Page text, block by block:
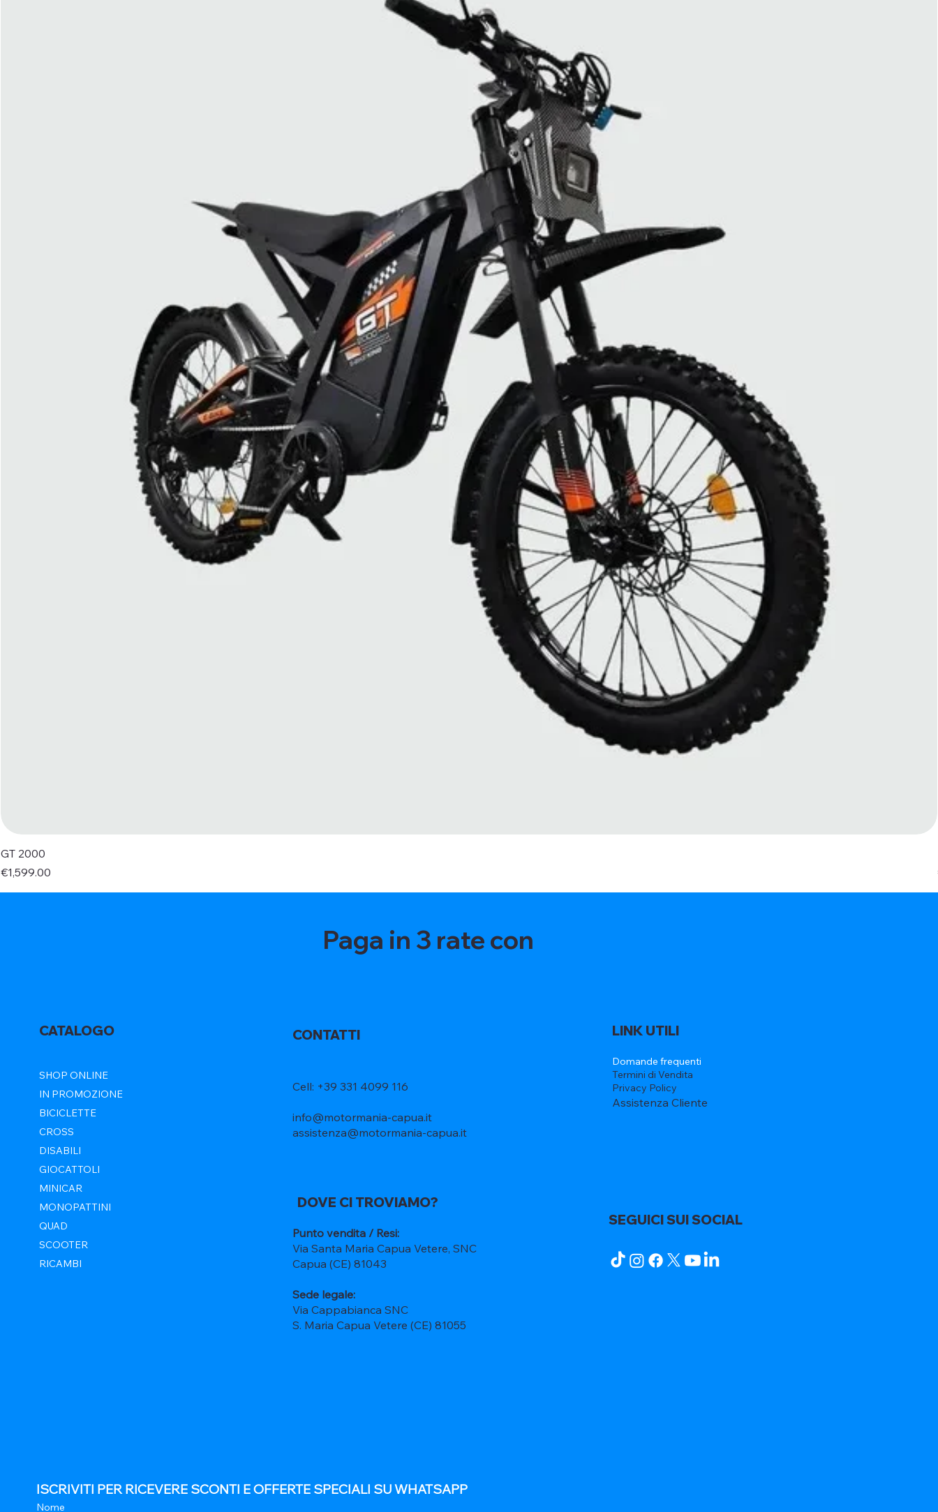
GT 2000
Price
€1,599.00
Paga in 3 rate con
CATALOGO
SHOP ONLINE
IN PROMOZIONE
BICICLETTE
CROSS
DISABILI
GIOCATTOLI
MINICAR
MONOPATTINI
QUAD
SCOOTER
RICAMBI
CONTATTI
Cell: +39 331 4099 116
info@motormania-capua.it
assistenza@motormania-capua.it
DOVE CI TROVIAMO?
Punto vendita / Resi:
Via Santa Maria Capua Vetere, SNC
Capua (CE) 81043
Sede legale:
Via Cappabianca SNC
S. Maria Capua Vetere (CE) 81055
LINK UTILI
Domande frequenti
Termini di Vendita
Privacy Policy
Assistenza Cliente
SEGUICI SUI SOCIAL
ISCRIVITI PER RICEVERE SCONTI E OFFERTE SPECIALI SU WHATSAPP
Nome